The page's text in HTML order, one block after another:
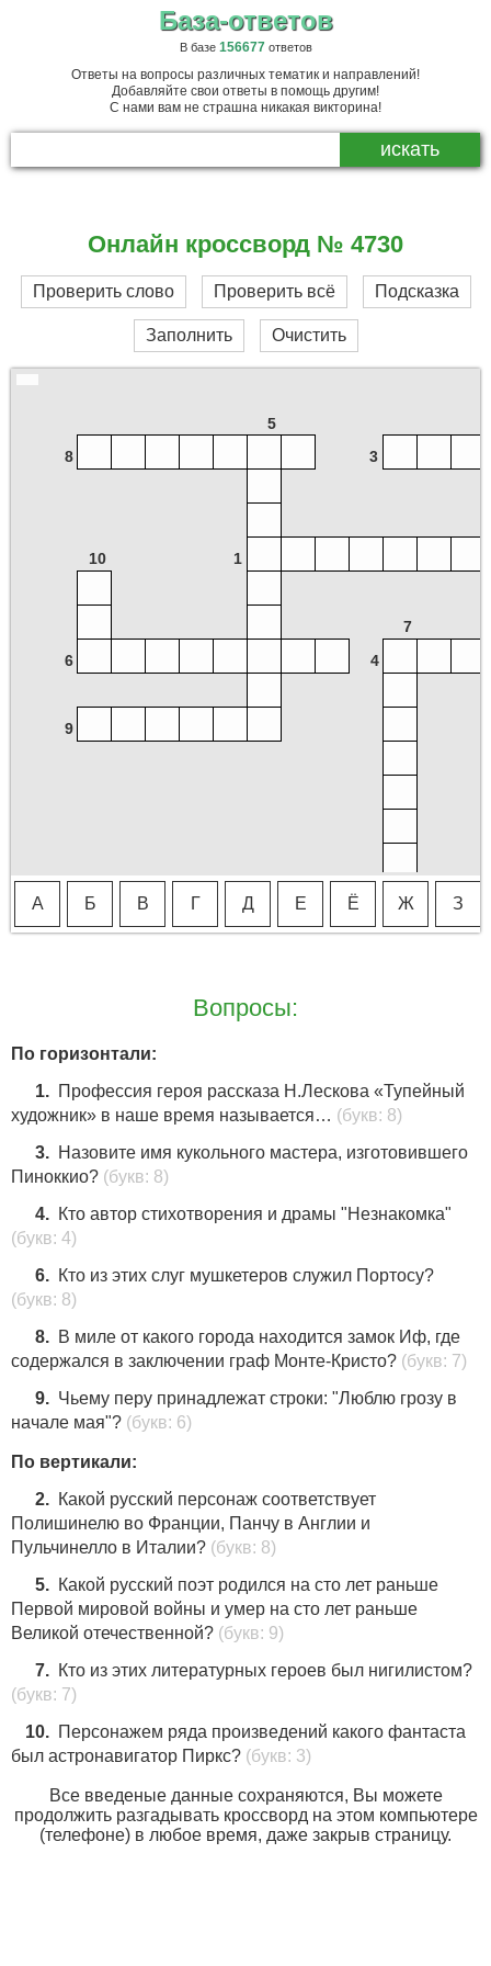
База-ответов
В базе 156677ответов
Ответы на вопросы различных тематик и направлений!
Добавляйте свои ответы в помощь другим!
С нами вам не страшна никакая викторина!
Онлайн кроссворд № 4730
Проверить слово Проверить всё Подсказка
Заполнить Очистить
А Б В Г Д Е Ё Ж З
5
8
3
10 1
7
6
4
9
Вопросы:
По горизонтали:
1. Профессия героя рассказа Н.Лескова «Тупейный
художник» в наше время называется… (букв: 8)
3. Назовите имя кукольного мастера, изготовившего
Пиноккио? (букв: 8)
4. Кто автор стихотворения и драмы "Незнакомка"
(букв: 4)
6. Кто из этих слуг мушкетеров служил Портосу?
(букв: 8)
8. В миле от какого города находится замок Иф, где
содержался в заключении граф Монте-Кристо? (букв: 7)
9. Чьему перу принадлежат строки: "Люблю грозу в
начале мая"? (букв: 6)
По вертикали:
2. Какой русский персонаж соответствует
Полишинелю во Франции, Панчу в Англии и
Пульчинелло в Италии? (букв: 8)
5. Какой русский поэт родился на сто лет раньше
Первой мировой войны и умер на сто лет раньше
Великой отечественной? (букв: 9)
7. Кто из этих литературных героев был нигилистом?
(букв: 7)
10. Персонажем ряда произведений какого фантаста
был астронавигатор Пиркс? (букв: 3)
Все введеные данные сохраняются, Вы можете
продолжить разгадывать кроссворд на этом компьютере
(телефоне) в любое время, даже закрыв страницу.